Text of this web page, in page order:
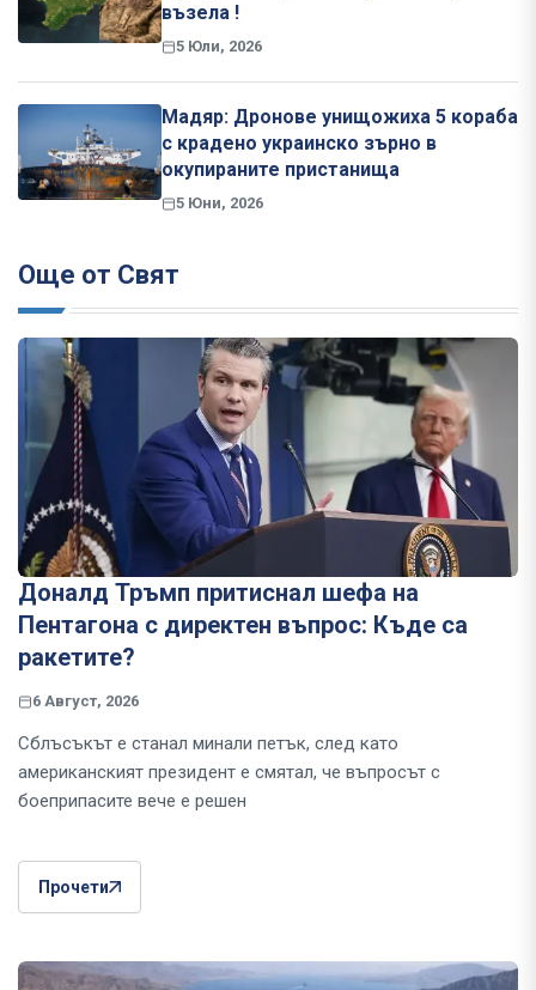
възела !
5 Юли, 2026
Мадяр: Дронове унищожиха 5 кораба
с крадено украинско зърно в
окупираните пристанища
5 Юни, 2026
Още от Свят
Доналд Тръмп притиснал шефа на
Пентагона с директен въпрос: Къде са
ракетите?
6 Август, 2026
Сблъсъкът е станал минали петък, след като
американският президент е смятал, че въпросът с
боеприпасите вече е решен
Прочети